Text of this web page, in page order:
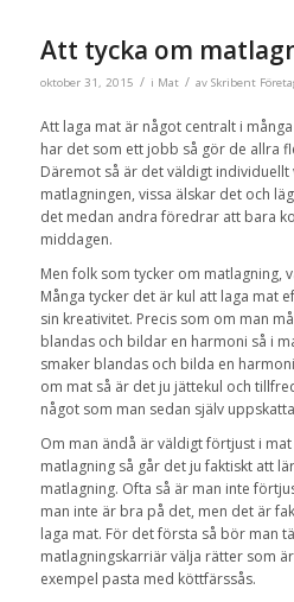
Att tycka om
oktober 31, 2015 / i Mat / av Skribent
Att laga mat är något centralt i
har det som ett jobb så gör de allra
Däremot så är det väldigt individuellt
matlagningen, vissa älskar det och
det medan andra föredrar att bara
middagen.
Men folk som tycker om matlagning,
Många tycker det är kul att laga mat
sin kreativitet. Precis som om man
blandas och bildar en harmoni så i
smaker blandas och bilda en
om mat så är det ju jättekul och
något som man sedan själv
Om man ändå är väldigt förtjust i
matlagning så går det ju faktiskt att
matlagning. Ofta så är man inte
man inte är bra på det, men det är
laga mat. För det första så bör man
matlagningskarriär välja rätter som
exempel pasta med köttfärssås.